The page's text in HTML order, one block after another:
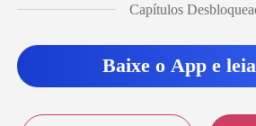
Capítulos
Baixe o App e